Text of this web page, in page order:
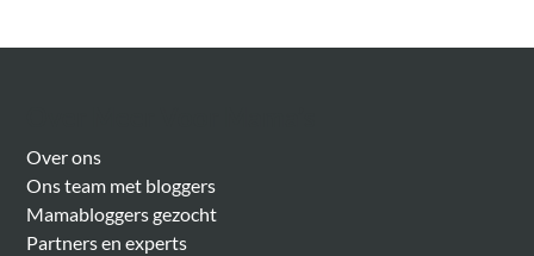
Over ons
Ons team met bloggers
Mamabloggers gezocht
Partners en experts